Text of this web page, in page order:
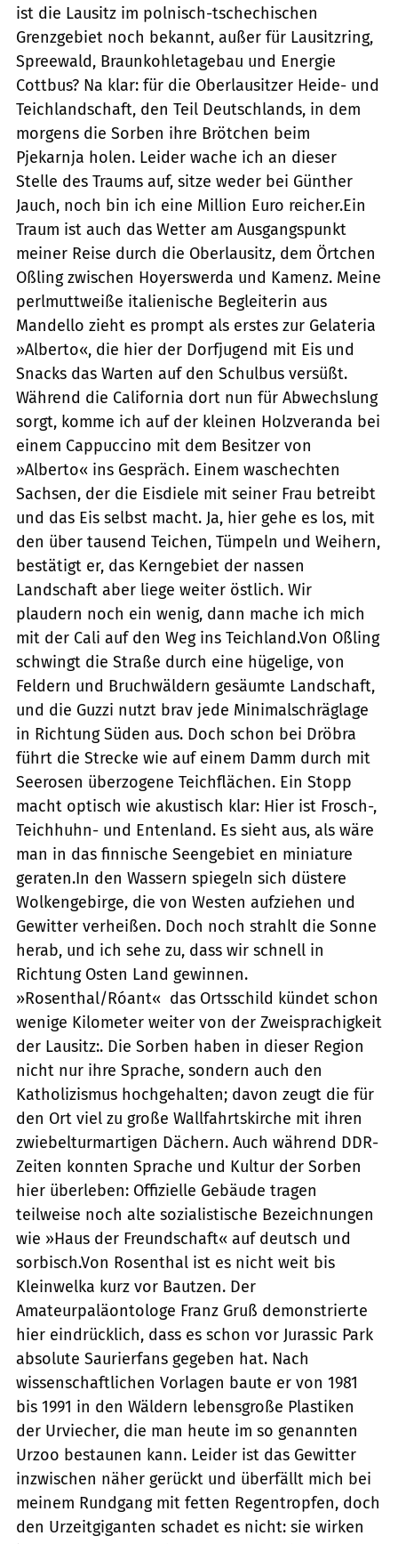
ist die Lausitz im polnisch-tschechischen
Grenzgebiet noch bekannt, außer für Lausitzring,
Spreewald, Braunkohletagebau und Energie
Cottbus? Na klar: für die Oberlausitzer Heide- und
Teichlandschaft, den Teil Deutschlands, in dem
morgens die Sorben ihre Brötchen beim
Pjekarnja holen. Leider wache ich an dieser
Stelle des Traums auf, sitze weder bei Günther
Jauch, noch bin ich eine Million Euro reicher.Ein
Traum ist auch das Wetter am Ausgangspunkt
meiner Reise durch die Oberlausitz, dem Örtchen
Oßling zwischen Hoyerswerda und Kamenz. Meine
perlmuttweiße italienische Begleiterin aus
Mandello zieht es prompt als erstes zur Gelateria
»Alberto«, die hier der Dorfjugend mit Eis und
Snacks das Warten auf den Schulbus versüßt.
Während die California dort nun für Abwechslung
sorgt, komme ich auf der kleinen Holzveranda bei
einem Cappuccino mit dem Besitzer von
»Alberto« ins Gespräch. Einem waschechten
Sachsen, der die Eisdiele mit seiner Frau betreibt
und das Eis selbst macht. Ja, hier gehe es los, mit
den über tausend Teichen, Tümpeln und Weihern,
bestätigt er, das Kerngebiet der nassen
Landschaft aber liege weiter östlich. Wir
plaudern noch ein wenig, dann mache ich mich
mit der Cali auf den Weg ins Teichland.Von Oßling
schwingt die Straße durch eine hügelige, von
Feldern und Bruchwäldern gesäumte Landschaft,
und die Guzzi nutzt brav jede Minimalschräglage
in Richtung Süden aus. Doch schon bei Dröbra
führt die Strecke wie auf einem Damm durch mit
Seerosen überzogene Teichflächen. Ein Stopp
macht optisch wie akustisch klar: Hier ist Frosch-,
Teichhuhn- und Entenland. Es sieht aus, als wäre
man in das finnische Seengebiet en miniature
geraten.In den Wassern spiegeln sich düstere
Wolkengebirge, die von Westen aufziehen und
Gewitter verheißen. Doch noch strahlt die Sonne
herab, und ich sehe zu, dass wir schnell in
Richtung Osten Land gewinnen.
»Rosenthal/Róant«  das Ortsschild kündet schon
wenige Kilometer weiter von der Zweisprachigkeit
der Lausitz:. Die Sorben haben in dieser Region
nicht nur ihre Sprache, sondern auch den
Katholizismus hochgehalten; davon zeugt die für
den Ort viel zu große Wallfahrtskirche mit ihren
zwiebelturmartigen Dächern. Auch während DDR-
Zeiten konnten Sprache und Kultur der Sorben
hier überleben: Offizielle Gebäude tragen
teilweise noch alte sozialistische Bezeichnungen
wie »Haus der Freundschaft« auf deutsch und
sorbisch.Von Rosenthal ist es nicht weit bis
Kleinwelka kurz vor Bautzen. Der
Amateurpaläontologe Franz Gruß demonstrierte
hier eindrücklich, dass es schon vor Jurassic Park
absolute Saurierfans gegeben hat. Nach
wissenschaftlichen Vorlagen baute er von 1981
bis 1991 in den Wäldern lebensgroße Plastiken
der Urviecher, die man heute im so genannten
Urzoo bestaunen kann. Leider ist das Gewitter
inzwischen näher gerückt und überfällt mich bei
meinem Rundgang mit fetten Regentropfen, doch
den Urzeitgiganten schadet es nicht: sie wirken